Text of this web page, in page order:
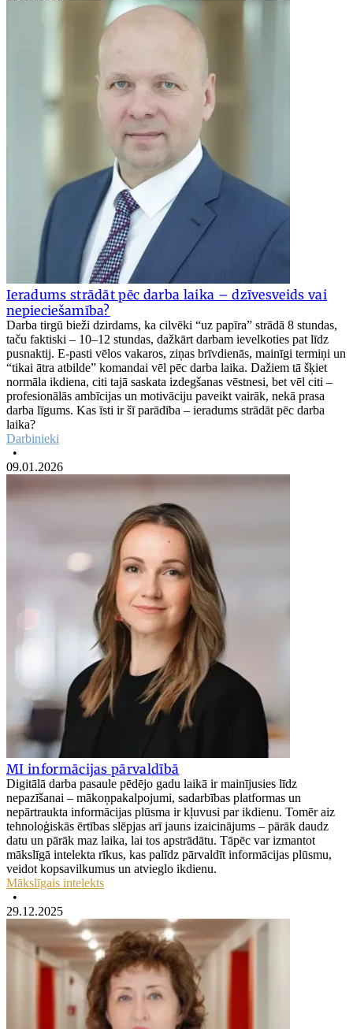
Ieradums strādāt pēc darba laika – dzīvesveids vai
nepieciešamība?
Darba tirgū bieži dzirdams, ka cilvēki “uz papīra” strādā 8 stundas,
taču faktiski – 10–12 stundas, dažkārt darbam ievelkoties pat līdz
pusnaktij. E-pasti vēlos vakaros, ziņas brīvdienās, mainīgi termiņi un
“tikai ātra atbilde” komandai vēl pēc darba laika. Dažiem tā šķiet
normāla ikdiena, citi tajā saskata izdegšanas vēstnesi, bet vēl citi –
profesionālās ambīcijas un motivāciju paveikt vairāk, nekā prasa
darba līgums. Kas īsti ir šī parādība – ieradums strādāt pēc darba
laika?
Darbinieki
•
09.01.2026
MI informācijas pārvaldībā
Digitālā darba pasaule pēdējo gadu laikā ir mainījusies līdz
nepazīšanai – mākoņpakalpojumi, sadarbības platformas un
nepārtraukta informācijas plūsma ir kļuvusi par ikdienu. Tomēr aiz
tehnoloģiskās ērtības slēpjas arī jauns izaicinājums – pārāk daudz
datu un pārāk maz laika, lai tos apstrādātu. Tāpēc var izmantot
mākslīgā intelekta rīkus, kas palīdz pārvaldīt informācijas plūsmu,
veidot kopsavilkumus un atvieglo ikdienu.
Mākslīgais intelekts
•
29.12.2025